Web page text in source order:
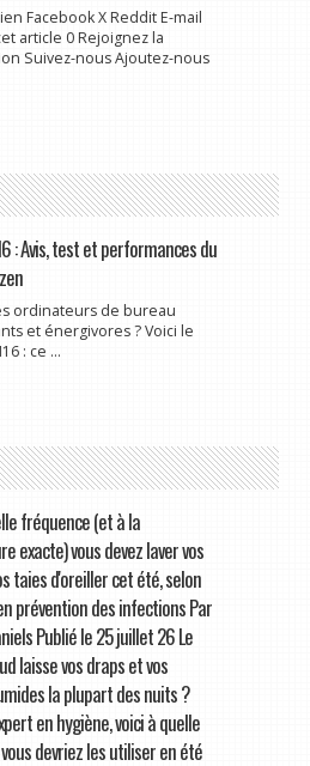
Facebook X Reddit E-mail
article 0 Rejoignez la
Suivez-nous Ajoutez-nous
: Avis, test et performances du
ordinateurs de bureau
et énergivores ? Voici le
: ce ...
fréquence (et à la
exacte) vous devez laver vos
taies d'oreiller cet été, selon
prévention des infections Par
Publié le 25 juillet 26 Le
laisse vos draps et vos
la plupart des nuits ?
en hygiène, voici à quelle
devriez les utiliser en été